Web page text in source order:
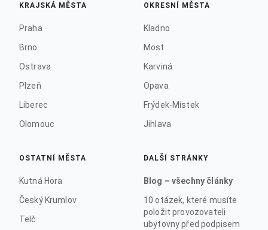
KRAJSKÁ MĚSTA
Praha
Brno
Ostrava
Plzeň
Liberec
Olomouc
OKRESNÍ MĚSTA
Kladno
Most
Karviná
Opava
Frýdek-Místek
Jihlava
OSTATNÍ MĚSTA
Kutná Hora
Český Krumlov
Telč
DALŠÍ STRÁNKY
Blog – všechny články
10 otázek, které musíte
položit provozovateli
ubytovny před podpisem